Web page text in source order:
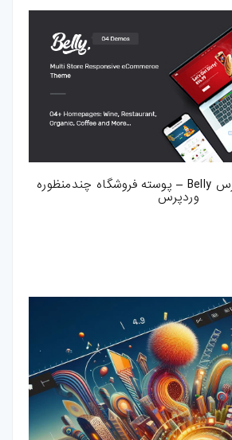
دانلود قالب وردپرس Belly – پوسته فروشگاه چندمنظوره
وردپرس